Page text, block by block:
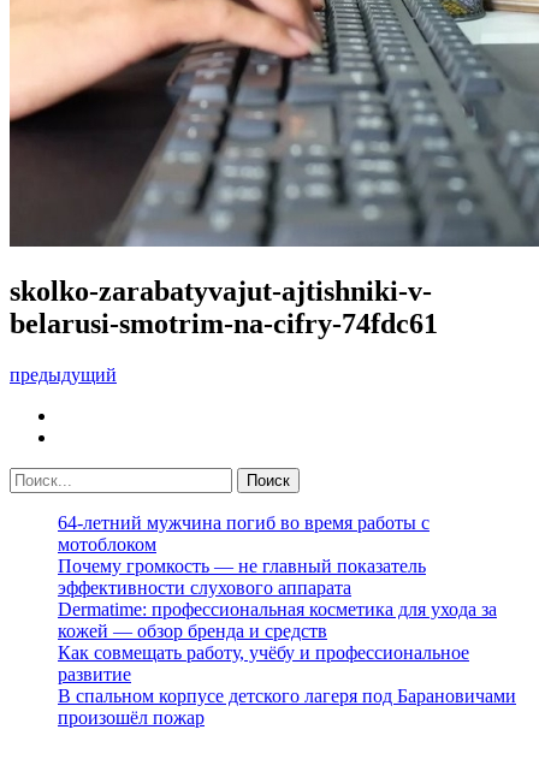
skolko-zarabatyvajut-ajtishniki-v-
belarusi-smotrim-na-cifry-74fdc61
предыдущий
64-летний мужчина погиб во время работы с
мотоблоком
Почему громкость — не главный показатель
эффективности слухового аппарата
Dermatime: профессиональная косметика для ухода за
кожей — обзор бренда и средств
Как совмещать работу, учёбу и профессиональное
развитие
В спальном корпусе детского лагеря под Барановичами
произошёл пожар